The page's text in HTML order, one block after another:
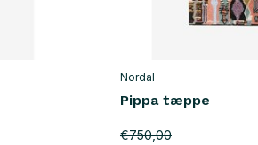
Nordal
Pippa tæppe
€750,00